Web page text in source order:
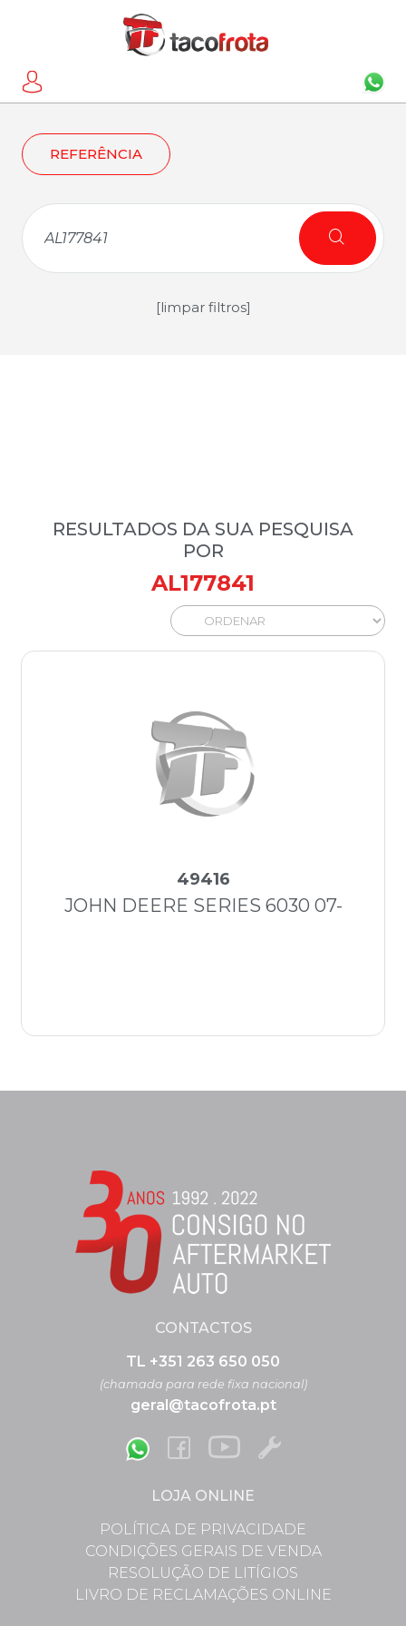
REFERÊNCIA
[limpar filtros]
RESULTADOS DA SUA PESQUISA
POR
AL177841
49416
JOHN DEERE SERIES 6030 07-
CONTACTOS
TL +351 263 650 050
(chamada para rede fixa nacional)
geral@tacofrota.pt
LOJA ONLINE
POLÍTICA DE PRIVACIDADE
CONDIÇÕES GERAIS DE VENDA
RESOLUÇÃO DE LITÍGIOS
LIVRO DE RECLAMAÇÕES ONLINE